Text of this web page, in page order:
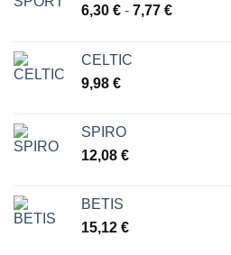
6,30 € - 7,77 €Rango
CELTIC
9,98 €
SPIRO
12,08 €
BETIS
15,12 €